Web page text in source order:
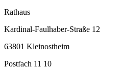
Rathaus
Kardinal-Faulhaber-Straße 12
63801 Kleinostheim
Postfach 11 10